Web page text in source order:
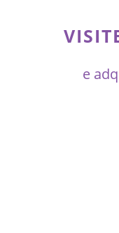
e